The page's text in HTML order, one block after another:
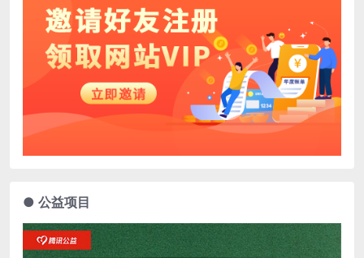
● 公益项目